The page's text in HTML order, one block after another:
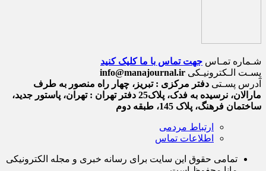
شـماره تمـاس جهت تماس با ما کلیک کنید
پسـت الـکترونیـکی info@manajournal.ir
آدرس پسـتی دفتر مرکزی : تبریز، چهار راه منصور به طرف
مارالان، نرسیده به فدک، پلاک25 دفتر تهران : تهران، پاستور جدید،
ساختمان فرهنگ، پلاک 145، طبقه دوم
ارتباط مردمی
اطلاعات تماس
تمامی حقوق این سایت برای رسانه خبری و مجله الکترونیکی